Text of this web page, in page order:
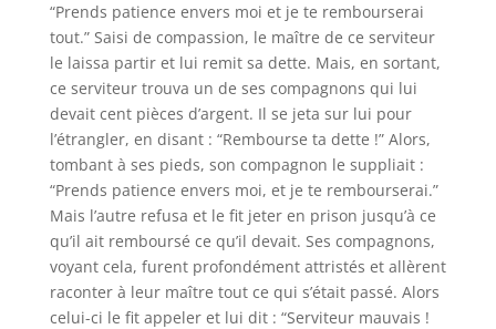
“Prends patience envers moi et je te rembourserai
tout.” Saisi de compassion, le maître de ce serviteur
le laissa partir et lui remit sa dette. Mais, en sortant,
ce serviteur trouva un de ses compagnons qui lui
devait cent pièces d’argent. Il se jeta sur lui pour
l’étrangler, en disant : “Rembourse ta dette !” Alors,
tombant à ses pieds, son compagnon le suppliait :
“Prends patience envers moi, et je te rembourserai.”
Mais l’autre refusa et le fit jeter en prison jusqu’à ce
qu’il ait remboursé ce qu’il devait. Ses compagnons,
voyant cela, furent profondément attristés et allèrent
raconter à leur maître tout ce qui s’était passé. Alors
celui-ci le fit appeler et lui dit : “Serviteur mauvais !